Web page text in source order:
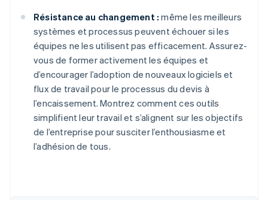
Résistance au changement : même les meilleurs
systèmes et processus peuvent échouer si les
équipes ne les utilisent pas efficacement. Assurez-
vous de former activement les équipes et
d’encourager l’adoption de nouveaux logiciels et
flux de travail pour le processus du devis à
l’encaissement. Montrez comment ces outils
simplifient leur travail et s’alignent sur les objectifs
de l’entreprise pour susciter l’enthousiasme et
l’adhésion de tous.